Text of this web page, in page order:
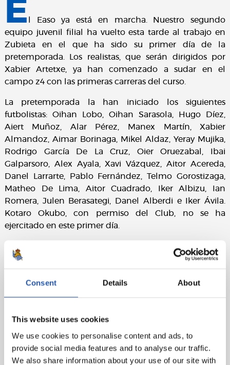
Consent Details About
This website uses cookies
We use cookies to personalise content and ads, to
provide social media features and to analyse our traffic.
We also share information about your use of our site with
E
l Easo ya está en marcha. Nuestro segundo
equipo juvenil filial ha vuelto esta tarde al trabajo en
Zubieta en el que ha sido su primer día de la
pretemporada. Los realistas, que serán dirigidos por
Xabier Artetxe, ya han comenzado a sudar en el
campo z4 con las primeras carreras del curso.
La pretemporada la han iniciado los siguientes
futbolistas: Oihan Lobo, Oihan Sarasola, Hugo Díez,
Aiert Muñoz, Alar Pérez, Manex Martín, Xabier
Almandoz, Aimar Borinaga, Mikel Aldaz, Yeray Mujika,
Rodrigo García De La Cruz, Oier Oruezabal, Ibai
Galparsoro, Alex Ayala, Xavi Vázquez, Aitor Acereda,
Danel Larrarte, Pablo Fernández, Telmo Gorostizaga,
Matheo De Lima, Aitor Cuadrado, Iker Albizu, Ian
Romera, Julen Berasategi, Danel Alberdi e Iker Ávila.
Kotaro Okubo, con permiso del Club, no se ha
ejercitado en este primer día.